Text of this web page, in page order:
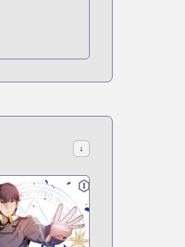
↓